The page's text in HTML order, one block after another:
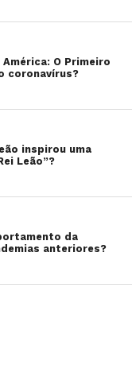
O Primeiro
coronavírus?
inspirou uma
Leão”?
da
anteriores?